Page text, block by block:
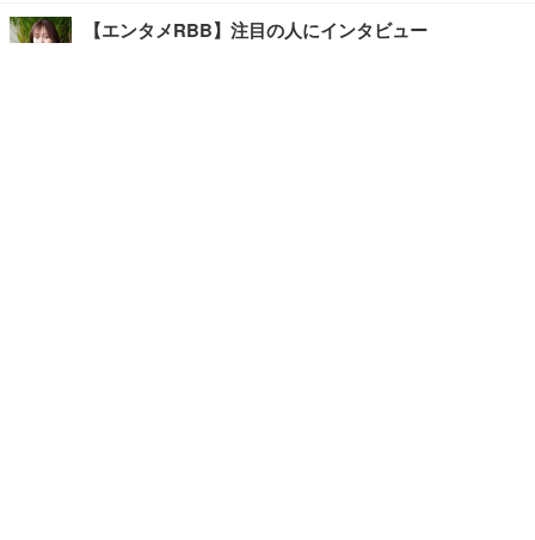
【エンタメRBB】注目の人にインタビュー